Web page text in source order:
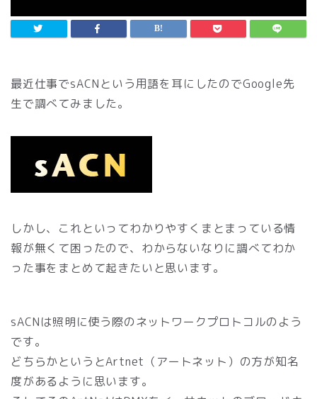
最近仕事でsACNという用語を耳にしたのでGoogle先
生で調べてみました。
しかし、これといってわかりやすくまとまっている情
報が無くて困ったので、わからないなりに調べてわか
った事をまとめて起きたいと思います。
sACNは照明に使う際のネットワークプロトコルのよう
です。
どちらかというとArtnet（アートネット）の方が知名
度があるように思います。